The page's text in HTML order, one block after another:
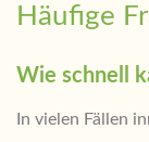
Häufige
Wie schnell
In vielen Fällen